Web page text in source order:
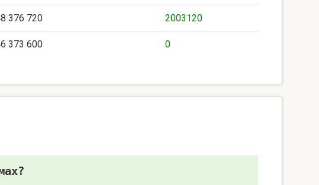
376 720 2003120
373 600 0